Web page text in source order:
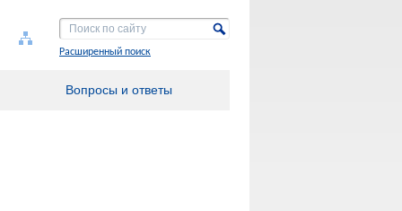
Расширенный поиск
Вопросы и ответы